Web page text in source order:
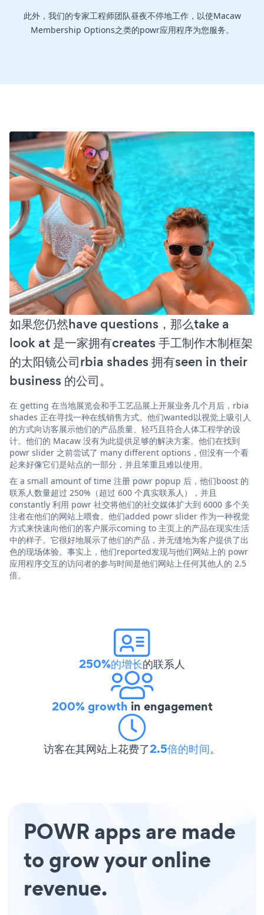
此外，我们的专家工程师团队昼夜不停地工作，以使Macaw
Membership Options之类的powr应用程序为您服务。
如果您仍然have questions，那么take a
look at 是一家拥有creates 手工制作木制框架
的太阳镜公司rbia shades 拥有seen in their
business 的公司。
在 getting 在当地展览会和手工艺品展上开展业务几个月后，rbia
shades 正在寻找一种在线销售方式。他们wanted以视觉上吸引人
的方式向访客展示他们的产品质量、轻巧且符合人体工程学的设
计。他们的 Macaw 没有为此提供足够的解决方案。他们在找到
powr slider 之前尝试了 many different options，但没有一个看
起来好像它们是站点的一部分，并且笨重且难以使用。
在 a small amount of time 注册 powr popup 后，他们boost 的
联系人数量超过 250%（超过 600 个真实联系人），并且
constantly 利用 powr 社交将他们的社交媒体扩大到 6000 多个关
注者在他们的网站上喂食。他们added powr slider 作为一种视觉
方式来快速向他们的客户展示coming to 主页上的产品在现实生活
中的样子。它很好地展示了他们的产品，并无缝地为客户提供了出
色的现场体验。事实上，他们reported发现与他们网站上的 powr
应用程序交互的访问者的参与时间是他们网站上任何其他人的 2.5
倍。
250%的增长的联系人
200% growth in engagement
访客在其网站上花费了2.5倍的时间。
POWR apps are made
to grow your online
revenue.